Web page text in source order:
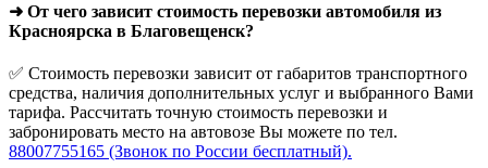
➜ От чего зависит стоимость перевозки автомобиля из
Красноярска в Благовещенск?
✅ Стоимость перевозки зависит от габаритов транспортного
средства, наличия дополнительных услуг и выбранного Вами
тарифа. Рассчитать точную стоимость перевозки и
забронировать место на автовозе Вы можете по тел.
88007755165 (Звонок по России бесплатный).